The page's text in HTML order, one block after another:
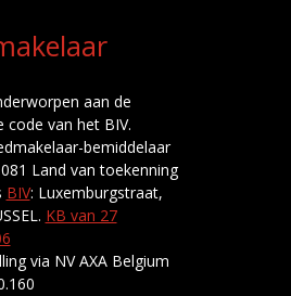
aan de
code van het BIV.
bemiddelaar
Land van toekenning
BIV: Luxemburgstraat,
KB van 27
via NV AXA Belgium